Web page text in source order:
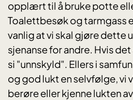
opplært til å bruke potte
Toalettbesøk og tarmgass
vanlig at vi skal gjøre dette
sjenanse for andre. Hvis det
si "unnskyld". Ellers i
og god lukt en selvfølge, vi
berøre eller kjenne lukten